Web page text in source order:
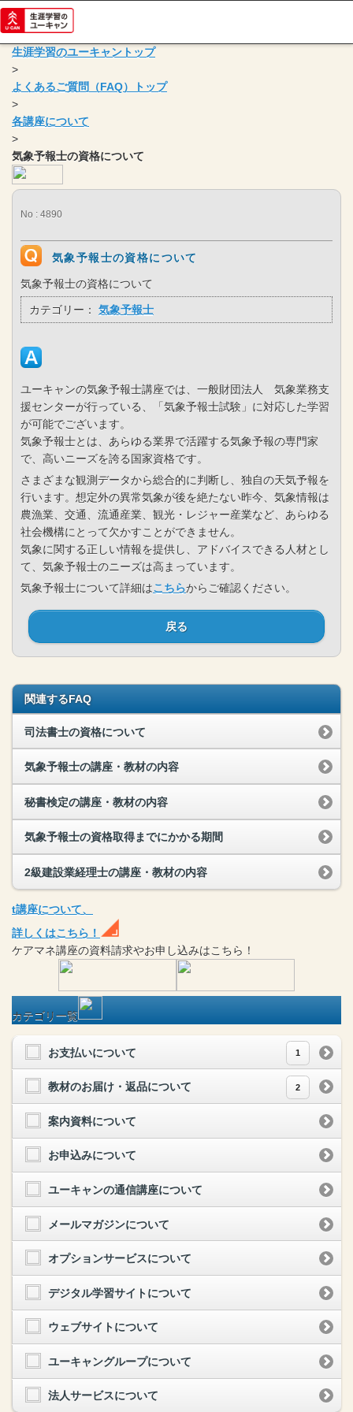
生涯学習のユーキャントップ
>
よくあるご質問（FAQ）トップ
>
各講座について
>
気象予報士の資格について
No : 4890
気象予報士の資格について
気象予報士の資格について
カテゴリー： 気象予報士
ユーキャンの気象予報士講座では、一般財団法人 気象業務支
援センターが行っている、「気象予報士試験」に対応した学習
が可能でございます。
気象予報士とは、あらゆる業界で活躍する気象予報の専門家
で、高いニーズを誇る国家資格です。
さまざまな観測データから総合的に判断し、独自の天気予報を
行います。想定外の異常気象が後を絶たない昨今、気象情報は
農漁業、交通、流通産業、観光・レジャー産業など、あらゆる
社会機構にとって欠かすことができません。
気象に関する正しい情報を提供し、アドバイスできる人材とし
て、気象予報士のニーズは高まっています。
気象予報士について詳細はこちらからご確認ください。
戻る
関連するFAQ
司法書士の資格について
気象予報士の講座・教材の内容
秘書検定の講座・教材の内容
気象予報士の資格取得までにかかる期間
2級建設業経理士の講座・教材の内容
t講座について、
詳しくはこちら！
ケアマネ講座の資料請求やお申し込みはこちら！
カテゴリ一覧
お支払いについて 1
教材のお届け・返品について 2
案内資料について
お申込みについて
ユーキャンの通信講座について
メールマガジンについて
オプションサービスについて
デジタル学習サイトについて
ウェブサイトについて
ユーキャングループについて
法人サービスについて